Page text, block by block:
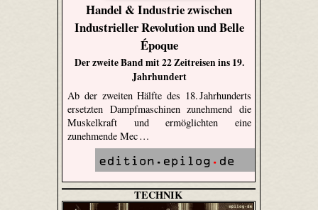
Handel & Industrie zwischen
Industrieller Revolution und Belle
Époque
Der zweite Band mit 22 Zeitreisen ins 19.
Jahrhundert
Ab der zweiten Hälfte des 18. Jahrhunderts
ersetzten Dampfmaschinen zunehmend die
Muskelkraft und ermöglichten eine
zunehmende Mec …
TECHNIK